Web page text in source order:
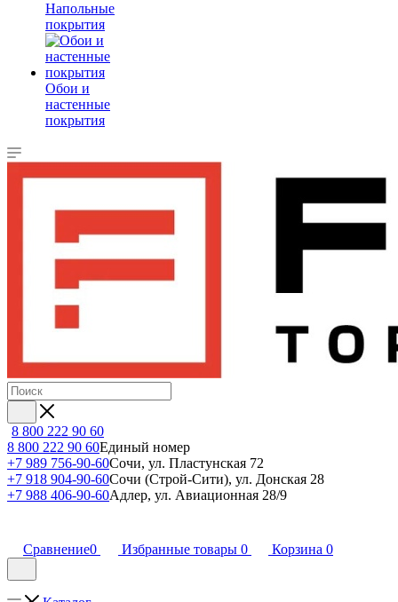
Напольные
покрытия
Обои и
настенные
покрытия
8 800 222 90 60
8 800 222 90 60Единый номер
+7 989 756-90-60Сочи, ул. Пластунская 72
+7 918 904-90-60Сочи (Строй-Сити), ул. Донская 28
+7 988 406-90-60Адлер, ул. Авиационная 28/9
Сравнение0 Избранные товары 0 Корзина 0